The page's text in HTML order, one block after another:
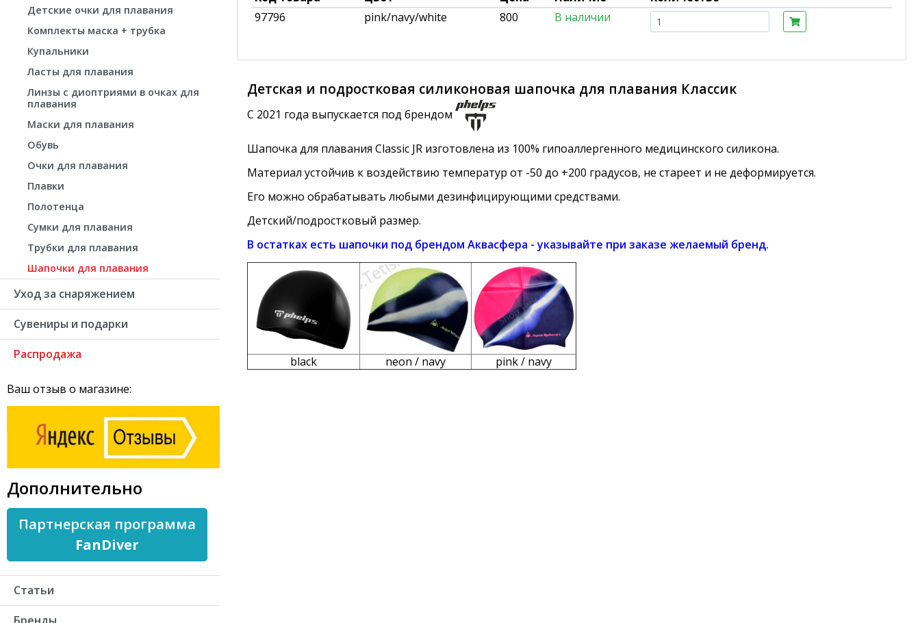
Детские очки для плавания
Комплекты маска + трубка
Купальники
Ласты для плавания
Линзы с диоптриями в очках для
плавания
Маски для плавания
Обувь
Очки для плавания
Плавки
Полотенца
Сумки для плавания
Трубки для плавания
Шапочки для плавания
Уход за снаряжением
Сувениры и подарки
Распродажа
Ваш отзыв о магазине:
Дополнительно
Партнерская программа
FanDiver
Статьи
97796
pink/navy/white 800 В наличии
Детская и подростковая силиконовая шапочка для плавания Классик
С 2021 года выпускается под брендом
Шапочка для плавания Classic JR изготовлена из 100% гипоаллергенного медицинского силикона.
Материал устойчив к воздействию температур от -50 до +200 градусов, не стареет и не деформируется.
Его можно обрабатывать любыми дезинфицирующими средствами.
Детский/подростковый размер.
В остатках есть шапочки под брендом Аквасфера - указывайте при заказе желаемый бренд.
black neon / navy pink / navy